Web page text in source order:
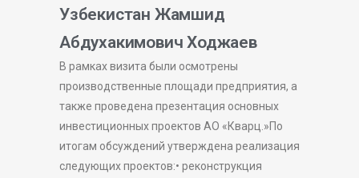
Узбекистан Жамшид
Абдухакимович Ходжаев
В рамках визита были осмотрены
производственные площади предприятия, а
также проведена презентация основных
инвестиционных проектов АО «Кварц.»По
итогам обсуждений утверждена реализация
следующих проектов:• реконструкция